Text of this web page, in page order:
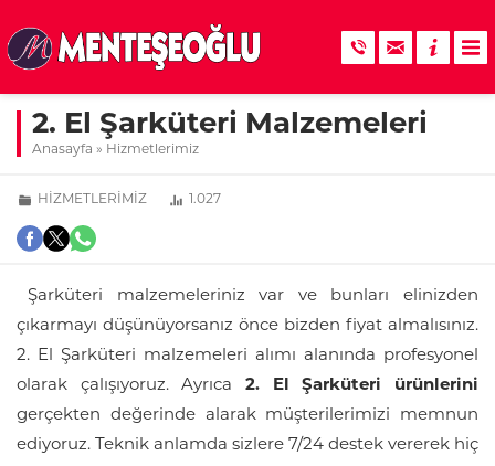
2. El Şarküteri Malzemeleri
Anasayfa » Hizmetlerimiz
HIZMETLERIMIZ 1.027
Şarküteri malzemeleriniz var ve bunları elinizden
çıkarmayı düşünüyorsanız önce bizden fiyat almalısınız.
2. El Şarküteri malzemeleri alımı alanında profesyonel
olarak çalışıyoruz. Ayrıca 2. El Şarküteri ürünlerini
gerçekten değerinde alarak müşterilerimizi memnun
ediyoruz. Teknik anlamda sizlere 7/24 destek vererek hiç